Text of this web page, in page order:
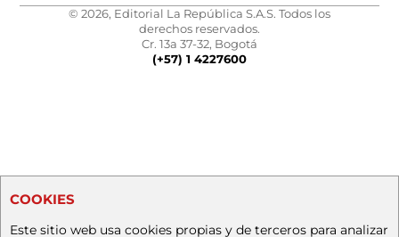
© 2026, Editorial La República S.A.S. Todos los
derechos reservados.
Cr. 13a 37-32, Bogotá
(+57) 1 4227600
COOKIES
Este sitio web usa cookies propias y de terceros para analizar